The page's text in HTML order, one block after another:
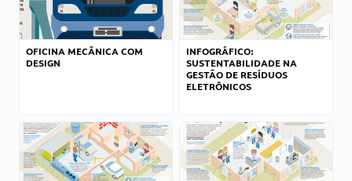
OFICINA MECÂNICA COM
DESIGN
INFOGRÁFICO:
SUSTENTABILIDADE NA
GESTÃO DE RESÍDUOS
ELETRÔNICOS